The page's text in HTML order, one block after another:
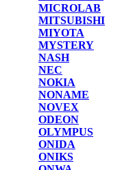
MICROLAB
MITSUBISHI
MIYOTA
MYSTERY
NASH
NEC
NOKIA
NONAME
NOVEX
ODEON
OLYMPUS
ONIDA
ONIKS